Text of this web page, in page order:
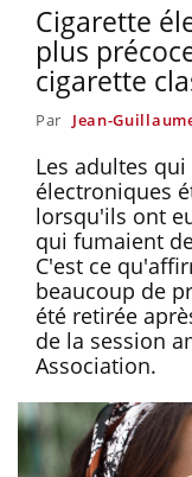
Cigarette
plus
cigarette
Par Jean-
Les adultes
électroniques
lorsqu'ils ont
qui fumaient
C'est ce
beaucoup de
été retirée
de la session
Association.